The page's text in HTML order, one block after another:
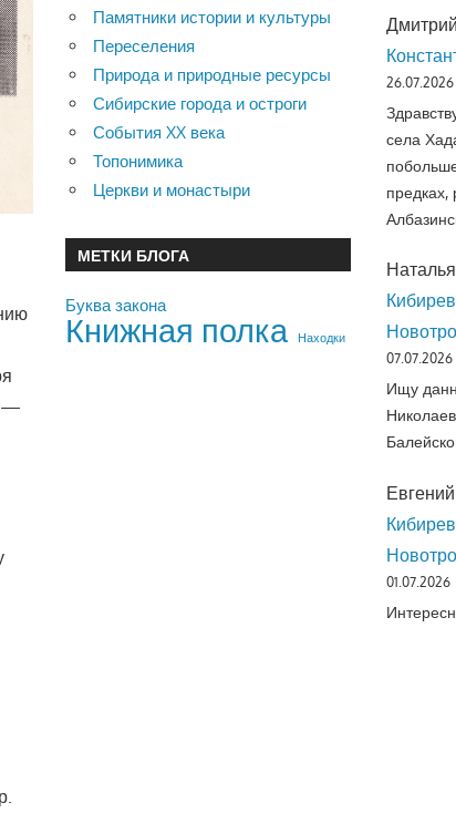
—
Памятники истории и культуры
Переселения
Природа и природные ресурсы
Сибирские города и остроги
События XX века
Топонимика
Церкви и монастыри
МЕТКИ БЛОГА
Буква закона
Книжная полка Находки
Дмитрий
26.07.2026
села
предках,
Наталья
07.07.2026
Ищу
Евгений
01.07.2026